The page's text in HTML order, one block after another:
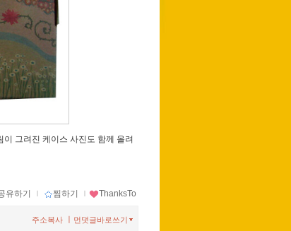
그려진 케이스 사진도 함께 올려
유하기 ｌ 찜하기 ｌ ThanksTo
먼댓글바로쓰기
주소복사 ㅣ